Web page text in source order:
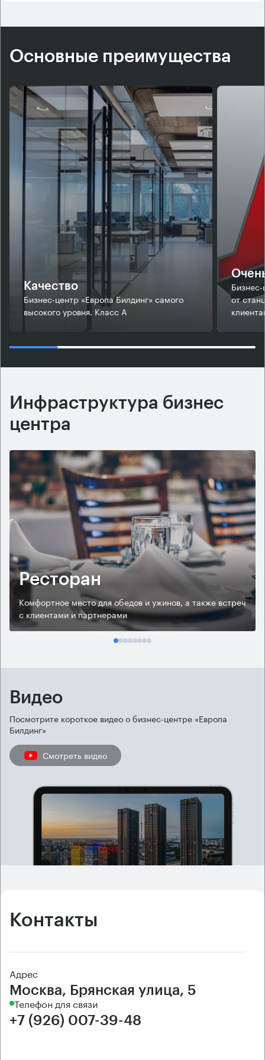
Основные преимущества
Качество
Бизнес-центр «Европа Билдинг» самого
высокого уровня. Класс А
от
Инфраструктура бизнес
центра
Ресторан
Комфортное место для обедов и ужинов, а также встреч
с клиентами и партнерами
Видео
Посмотрите короткое видео о бизнес-центре «Европа
Билдинг»
Смотреть видео
Контакты
Адрес
Москва, Брянская улица, 5
Телефон для связи
+7 (926) 007-39-48